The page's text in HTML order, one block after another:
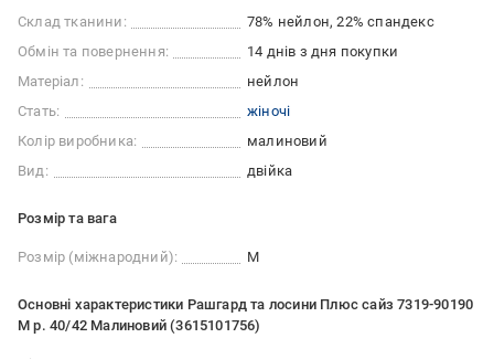
Склад тканини:
78% нейлон, 22% спандекс
Обмін та повернення:
14 днів з дня покупки
Матеріал:
нейлон
Стать:
жіночі
Колір виробника:
малиновий
Вид:
двійка
Розмір та вага
Розмір (міжнародний): M
Основні характеристики Рашгард та лосини Плюс сайз 7319-90190
M р. 40/42 Малиновий (3615101756)